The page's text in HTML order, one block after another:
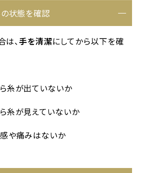
状態を確認
は、手を清潔にしてから以下を確
糸が出ていないか
糸が見えていないか
や痛みはないか